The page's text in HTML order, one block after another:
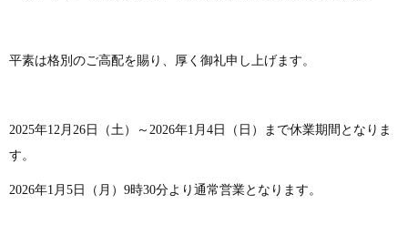
平素は格別のご高配を賜り、厚く御礼申し上げます。
2025年12月26日（土）～2026年1月4日（日）まで休業期間となりま
す。
2026年1月5日（月）9時30分より通常営業となります。